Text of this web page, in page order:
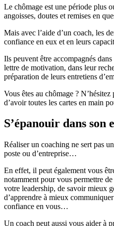
Le chômage est une période plus
angoisses, doutes et remises en
Mais avec l’aide d’un coach, les
confiance en eux et en leurs
Ils peuvent être accompagnés
lettre de motivation, dans leur
préparation de leurs entretiens
Vous êtes au chômage ?
d’avoir toutes les cartes en main
S’épanouir dans son
Réaliser un coaching ne sert pas
poste ou d’entreprise…
En effet, il peut également vous
notamment pour vous permettre
votre leadership, de savoir mieux
d’apprendre à mieux
confiance en vous…
Un coach peut aussi vous aider à